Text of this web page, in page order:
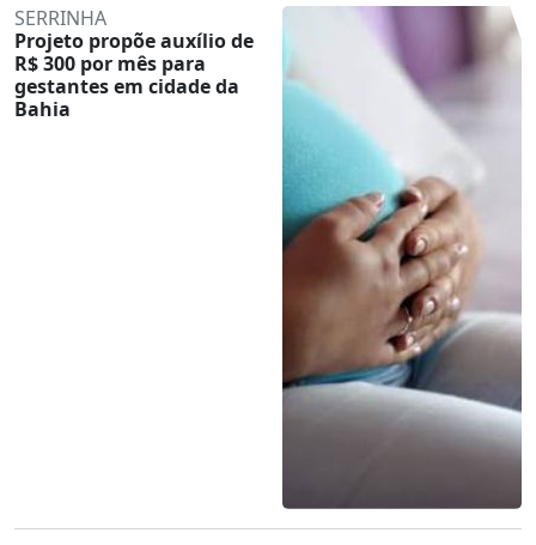
SERRINHA
Projeto propõe auxílio de
R$ 300 por mês para
gestantes em cidade da
Bahia